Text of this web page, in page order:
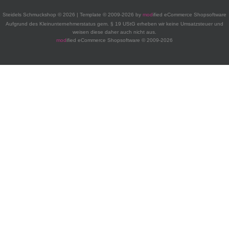
Steidels Schmuckshop © 2026 | Template © 2009-2026 by modified eCommerce Shopsoftware
Aufgrund des Kleinunternehmerstatus gem. § 19 UStG erheben wir keine Umsatzsteuer und
weisen diese daher auch nicht aus.
modified eCommerce Shopsoftware © 2009-2026